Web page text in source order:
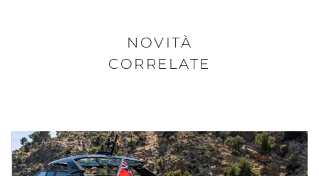
NOVITÀ
CORRELATE